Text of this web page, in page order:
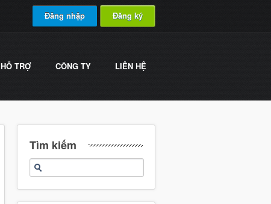
Đăng nhập Đăng ký
HỖ TRỢ CÔNG TY LIÊN HỆ
Tìm kiếm